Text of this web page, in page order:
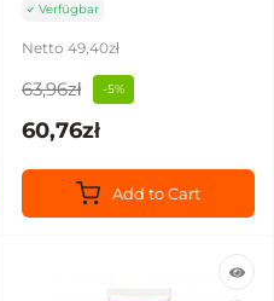
Verfügbar
Netto 49,40zł
63,96zł -5%
60,76zł
Add to Cart